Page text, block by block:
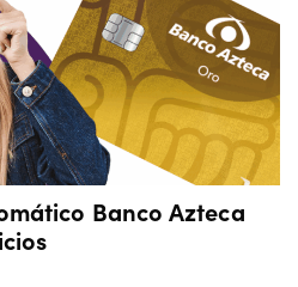
Banco Azteca